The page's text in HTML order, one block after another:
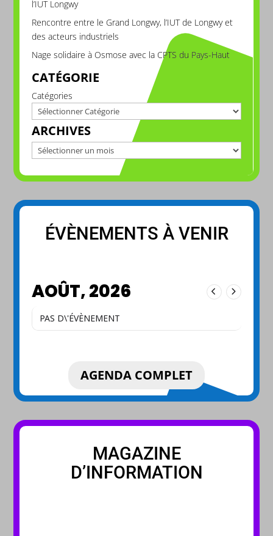
l’IUT Longwy
Rencontre entre le Grand Longwy, l’IUT de Longwy et
des acteurs industriels
Nage solidaire à Osmose avec la CPTS du Pays-Haut
CATÉGORIE
Catégories
ARCHIVES
Archives
ÉVÈNEMENTS À VENIR
AOÛT, 2026
PAS D\'ÉVÈNEMENT
AGENDA COMPLET
MAGAZINE
D’INFORMATION